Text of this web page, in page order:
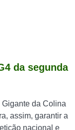
da segunda
da Colina
assim, garantir a
nacional e